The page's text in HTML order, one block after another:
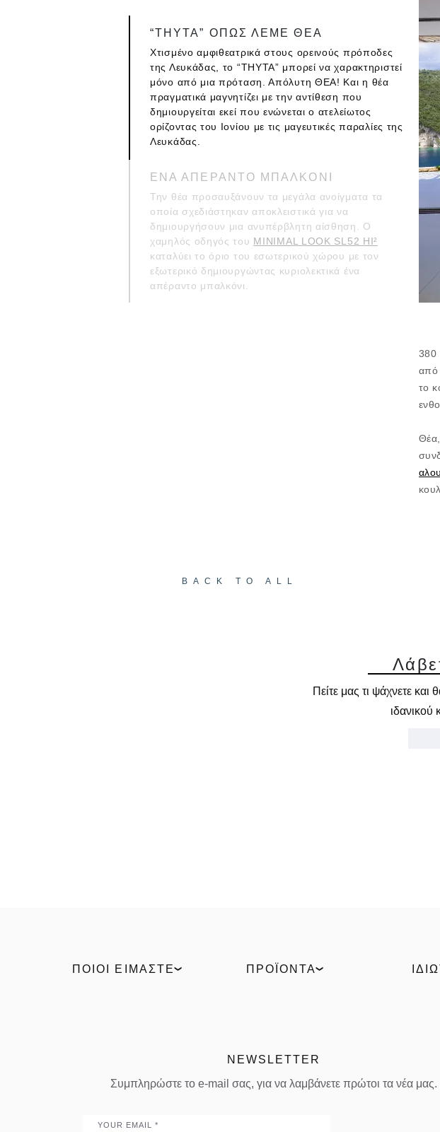
“THYTA” ΟΠΩΣ ΛΕΜΕ ΘΕΑ
Χτισμένο αμφιθεατρικά στους ορεινούς πρόποδες
της Λευκάδας, το “THYTA” μπορεί να χαρακτηριστεί
μόνο από μια πρόταση. Απόλυτη ΘΕΑ! Και η θέα
πραγματικά μαγνητίζει με την αντίθεση που
δημιουργείται εκεί που ενώνεται ο ατελείωτος
ορίζοντας του Ιονίου με τις μαγευτικές παραλίες της
Λευκάδας.
ΕΝΑ ΑΠΕΡΑΝΤΟ ΜΠΑΛΚΟΝΙ
Την θέα προσαυξάνουν τα μεγάλα ανοίγματα τα
οποία σχεδιάστηκαν αποκλειστικά για να
δημιουργήσουν μια ανυπέρβλητη αίσθηση. Ο
χαμηλός οδηγός του MINIMAL LOOK SL52 HI²
καταλύει το όριο του εσωτερικού χώρου με τον
εξωτερικό δημιουργώντας κυριολεκτικά ένα
απέραντο μπαλκόνι.
380
από
το
BACK TO ALL
Λάβε
Πείτε μας τι ψάχνετε
ιδανικού
ΠΟΙΟΙ ΕΊΜΑΣΤΕ ΠΡΟΪΌΝΤΑ
Υαλοπετάσματα
Συστήματα σκίασης
NEWSLETTER
Συμπληρώστε το e-mail σας, για να λαμβάνετε πρώτοι τα νέα μας.
Email